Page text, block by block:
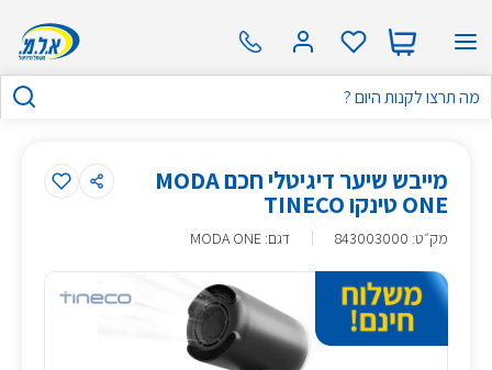
מייבש שיער דיגיטלי חכם MODA
ONE טינקו TINECO
מק״ט:
843003000 דגם: MODA ONE